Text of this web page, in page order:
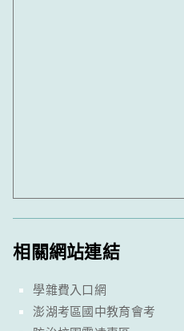
相關網站連結
學雜費入口網
澎湖考區國中教育會考